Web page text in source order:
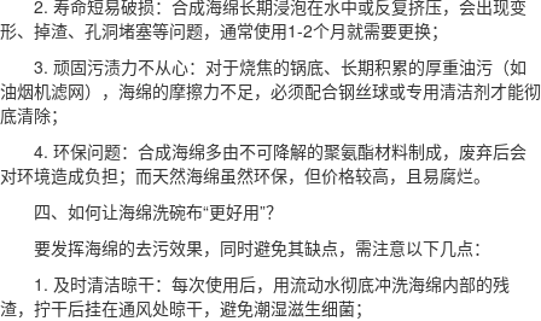
2. 寿命短易破损：合成海绵长期浸泡在水中或反复挤压，会出现变
形、掉渣、孔洞堵塞等问题，通常使用1-2个月就需要更换；
3. 顽固污渍力不从心：对于烧焦的锅底、长期积累的厚重油污（如
油烟机滤网），海绵的摩擦力不足，必须配合钢丝球或专用清洁剂才能彻
底清除；
4. 环保问题：合成海绵多由不可降解的聚氨酯材料制成，废弃后会
对环境造成负担；而天然海绵虽然环保，但价格较高，且易腐烂。
四、如何让海绵洗碗布“更好用”？
要发挥海绵的去污效果，同时避免其缺点，需注意以下几点：
1. 及时清洁晾干：每次使用后，用流动水彻底冲洗海绵内部的残
渣，拧干后挂在通风处晾干，避免潮湿滋生细菌；